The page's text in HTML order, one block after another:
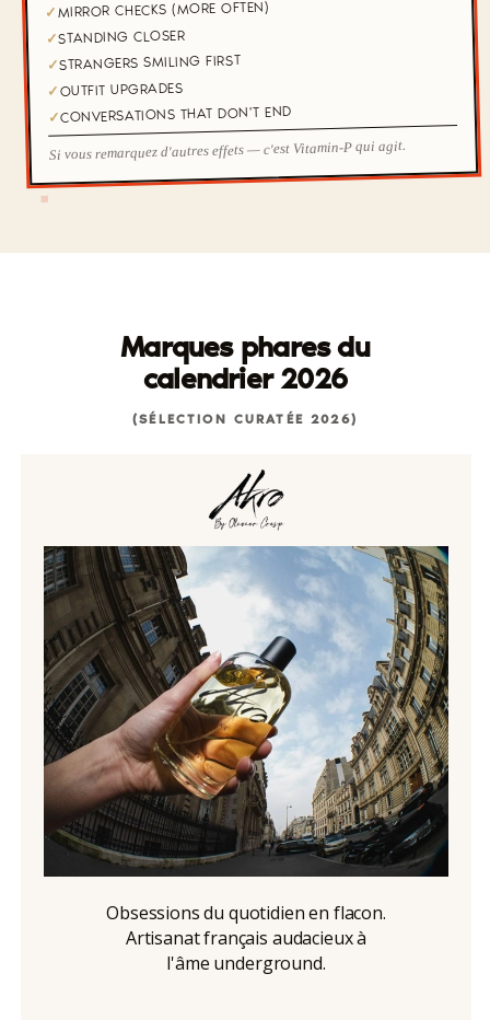
✓MIRROR CHECKS (MORE OFTEN)
✓STANDING CLOSER
✓STRANGERS SMILING FIRST
✓OUTFIT UPGRADES
✓CONVERSATIONS THAT DON'T END
Si vous remarquez d'autres effets — c'est Vitamin-P qui agit.
Marques phares du
calendrier 2026
(SÉLECTION CURATÉE 2026)
Obsessions du quotidien en flacon.
Artisanat français audacieux à
l'âme underground.